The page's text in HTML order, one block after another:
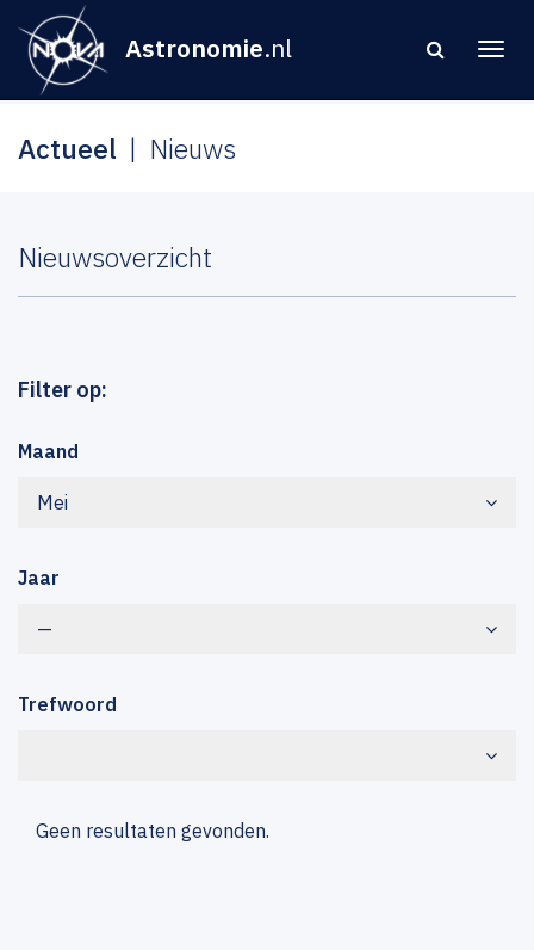
Astronomie.nl
Actueel Nieuws
Nieuwsoverzicht
Filter op:
Maand
Mei
Jaar
—
Trefwoord
Geen resultaten gevonden.